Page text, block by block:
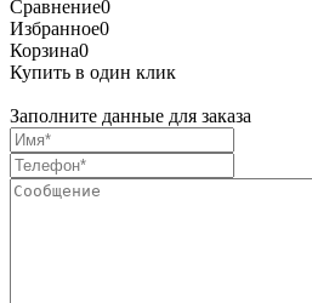
Сравнение0
Избранное0
Корзина0
Купить в один клик
Заполните данные для заказа